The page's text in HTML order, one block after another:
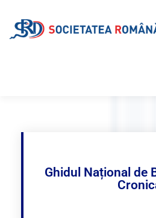
Ghidul Național de